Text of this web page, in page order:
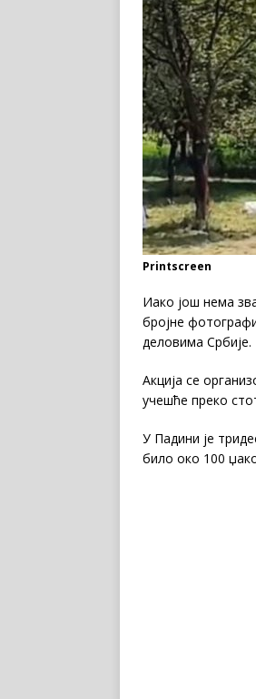
Printscreen
Иако још нема
бројне
деловима Србије.
Акција се
учешће преко
У Падини је
било око 100